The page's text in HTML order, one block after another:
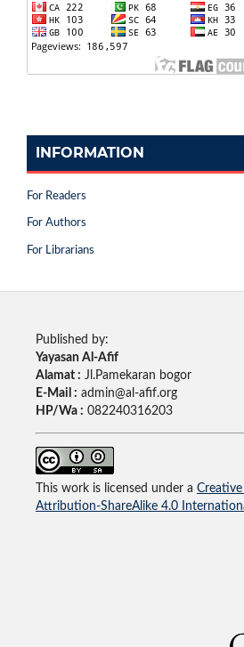
INFORMATION
For Readers
For Authors
For Librarians
Published by:
Yayasan Al-Afif
Alamat : Jl.Pamekaran bogor
E-Mail : admin@al-afif.org
HP/Wa : 082240316203
This work is licensed under a
Attribution-ShareAlike 4.0